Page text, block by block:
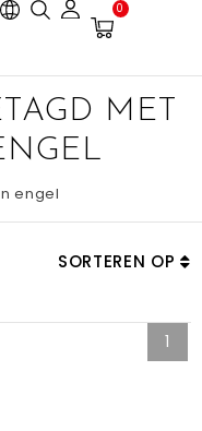
0
MET
engel
SORTEREN OP
1